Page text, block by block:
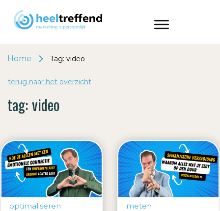
Home Tag: video
terug naar het overzicht
tag:video
optimaliseren
meten